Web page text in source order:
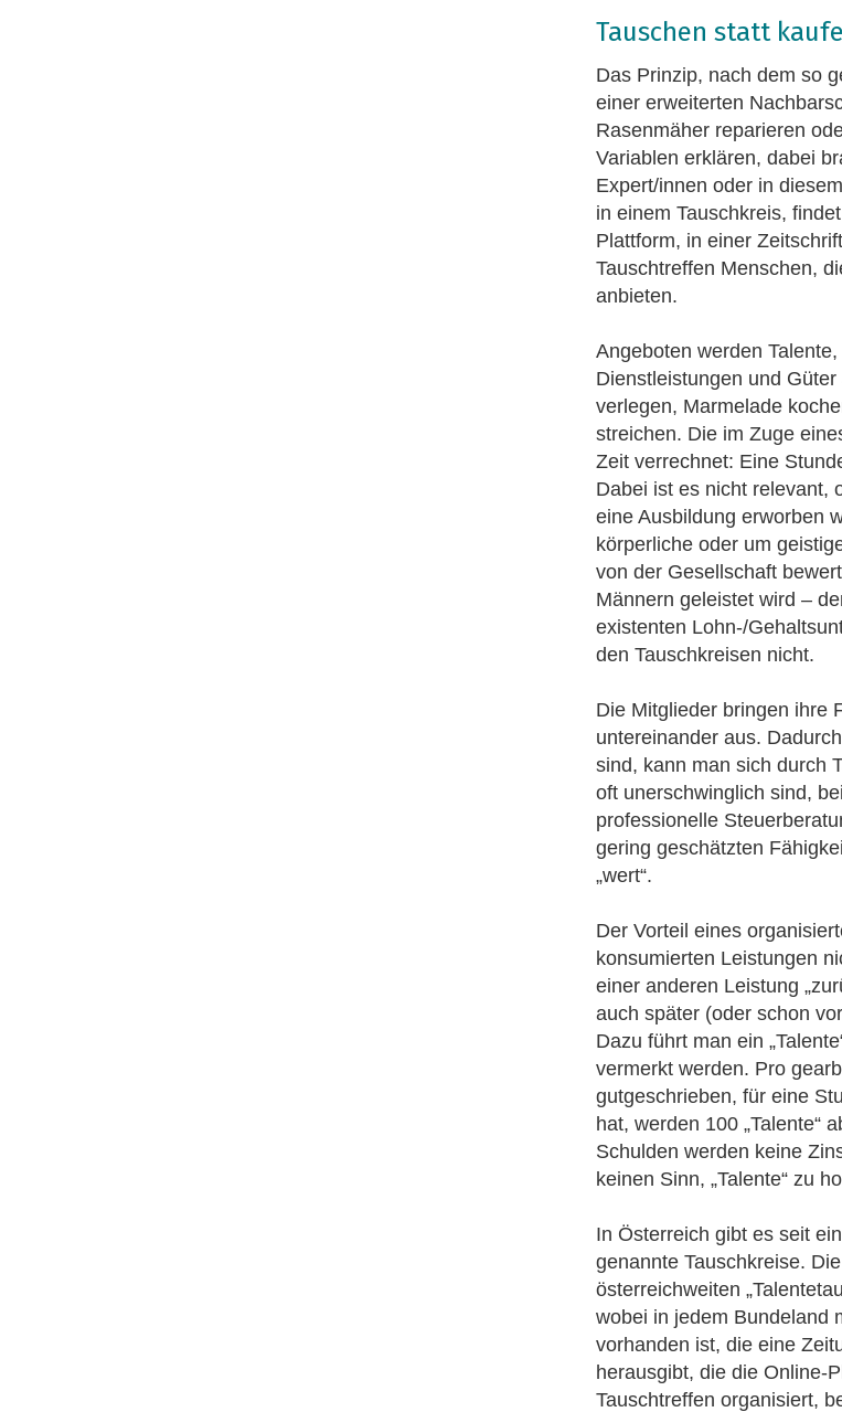
Tauschen statt
Das Prinzip, nach dem so
einer erweiterten
Rasenmäher reparieren
Variablen erklären, dabei
Expert/innen oder in
in einem Tauschkreis,
Plattform, in einer
Tauschtreffen Menschen,
anbieten.
Angeboten werden
Dienstleistungen und
verlegen, Marmelade
streichen. Die im Zuge
Zeit verrechnet: Eine
Dabei ist es nicht relevant,
eine Ausbildung erworben
körperliche oder um
von der Gesellschaft
Männern geleistet wird –
existenten Lohn-/
den Tauschkreisen nicht.
Die Mitglieder bringen ihre
untereinander aus.
sind, kann man sich durch
oft unerschwinglich sind,
professionelle
gering geschätzten
„wert“.
Der Vorteil eines
konsumierten Leistungen
einer anderen Leistung
auch später (oder schon
Dazu führt man ein
vermerkt werden. Pro
gutgeschrieben, für eine
hat, werden 100 „Talente“
Schulden werden keine
keinen Sinn, „Talente“ zu
In Österreich gibt es seit
genannte Tauschkreise.
österreichweiten
wobei in jedem Bundeland
vorhanden ist, die eine
herausgibt, die die Online-
Tauschtreffen organisiert,